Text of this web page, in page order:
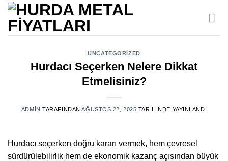
İçeriğe
atla
UNCATEGORIZED
Hurdacı Seçerken Nelere Dikkat
Etmelisiniz?
ADMIN TARAFINDAN AĞUSTOS 22, 2025 TARIHINDE YAYINLANDI
Hurdacı seçerken doğru kararı vermek, hem çevresel
sürdürülebilirlik hem de ekonomik kazanç açısından büyük